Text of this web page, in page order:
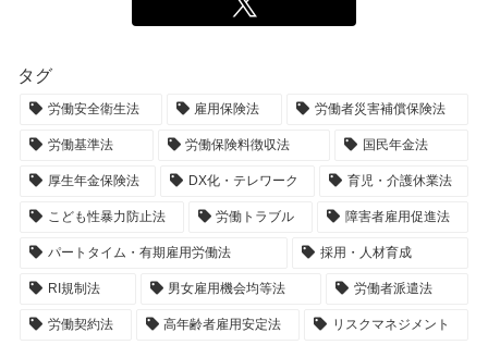
タグ
労働安全衛生法 雇用保険法 労働者災害補償保険法
労働基準法 労働保険料徴収法 国民年金法
厚生年金保険法 DX化・テレワーク 育児・介護休業法
こども性暴力防止法 労働トラブル 障害者雇用促進法
パートタイム・有期雇用労働法 採用・人材育成
RI規制法 男女雇用機会均等法 労働者派遣法
労働契約法 高年齢者雇用安定法 リスクマネジメント